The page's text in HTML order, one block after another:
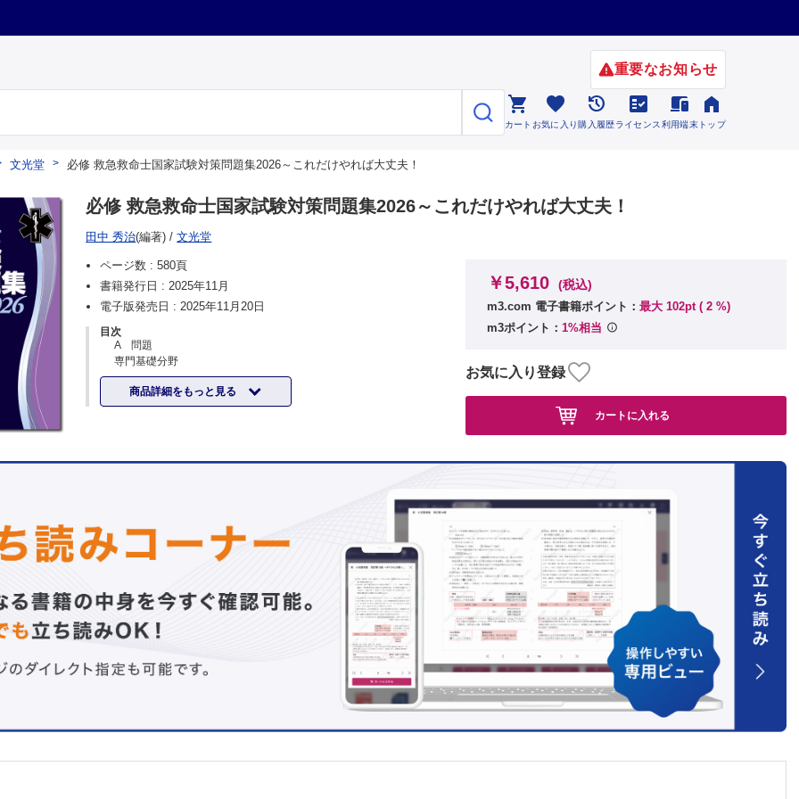
重要なお知らせ

カート

お気に入り

購入履歴

ライセンス

利用端末

トップ
文光堂 必修 救急救命士国家試験対策問題集2026～これだけやれば大丈夫！
必修 救急救命士国家試験対策問題集2026～これだけやれば大丈夫！
田中 秀治(編著) /文光堂
ページ数 :580頁
書籍発行日 :2025年11月
電子版発売日 :2025年11月20日
目次
A 問題
専門基礎分野
Ⅰ 人体の構造と機能
Ⅱ 疾患の成り立ちと回復の過程
Ⅲ 健康と社会保障
必修問題
C 問題
専門分野
Ⅱ 救急症候・病態生理学
Ⅳ 外傷救急医学
商品詳細をもっと見る
￥5,610 (税込)
m3.com 電子書籍ポイント： 最大 102pt ( 2 %)
m3ポイント： 1%相当
お気に入り登録
カートに入れる